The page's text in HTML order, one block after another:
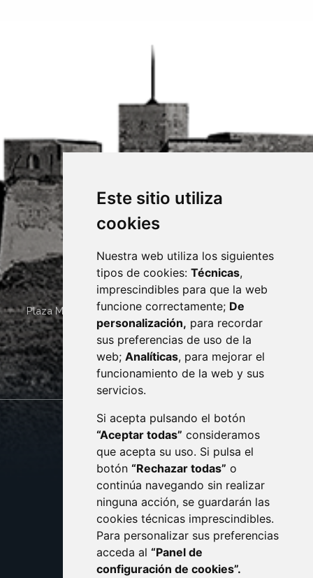
Este sitio utiliza
cookies
Nuestra web utiliza los siguientes
tipos de cookies: Técnicas,
imprescindibles para que la web
funcione correctamente; De
personalización, para recordar
sus preferencias de uso de la
web; Analíticas, para mejorar el
funcionamiento de la web y sus
servicios.
Si acepta pulsando el botón
“Aceptar todas” consideramos
que acepta su uso. Si pulsa el
botón “Rechazar todas” o
continúa navegando sin realizar
ninguna acción, se guardarán las
cookies técnicas imprescindibles.
Para personalizar sus preferencias
acceda al “Panel de
configuración de cookies”.
Plaza Mayor 4 22400 MONZÓN - ARAGÓN (ESPAÑA)
· (34) 974 400 700 ·
sac@monzon.es
monzon.es
CONTACTO
AVISO LEGAL
PROTECCIÓN DE DATOS
POLÍTICA DE COOKIES
ACCESIBILIDAD
ENLACE EXTERNO AL